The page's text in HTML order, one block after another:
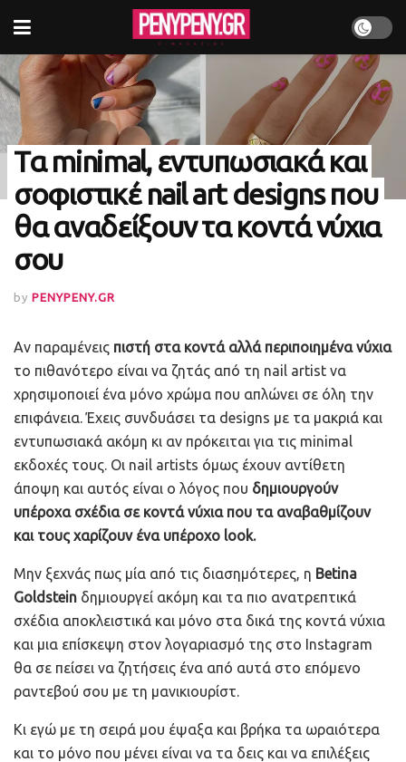
Τα minimal, εντυπωσιακά και
σοφιστικέ nail art designs που
θα αναδείξουν τα κοντά νύχια
σου
by PENYPENY.GR
Αν παραμένεις πιστή στα κοντά αλλά περιποιημένα νύχια
το πιθανότερο είναι να ζητάς από τη nail artist να
χρησιμοποιεί ένα μόνο χρώμα που απλώνει σε όλη την
επιφάνεια. Έχεις συνδυάσει τα designs με τα μακριά και
εντυπωσιακά ακόμη κι αν πρόκειται για τις minimal
εκδοχές τους. Οι nail artists όμως έχουν αντίθετη
άποψη και αυτός είναι ο λόγος που δημιουργούν
υπέροχα σχέδια σε κοντά νύχια που τα αναβαθμίζουν
και τους χαρίζουν ένα υπέροχο look.
Μην ξεχνάς πως μία από τις διασημότερες, η Betina
Goldstein δημιουργεί ακόμη και τα πιο ανατρεπτικά
σχέδια αποκλειστικά και μόνο στα δικά της κοντά νύχια
και μια επίσκεψη στον λογαριασμό της στο Instagram
θα σε πείσει να ζητήσεις ένα από αυτά στο επόμενο
ραντεβού σου με τη μανικιουρίστ.
Κι εγώ με τη σειρά μου έψαξα και βρήκα τα ωραιότερα
και το μόνο που μένει είναι να τα δεις και να επιλέξεις